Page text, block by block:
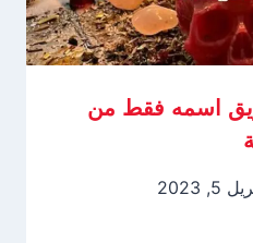
اسمه فقط من
5, 2023